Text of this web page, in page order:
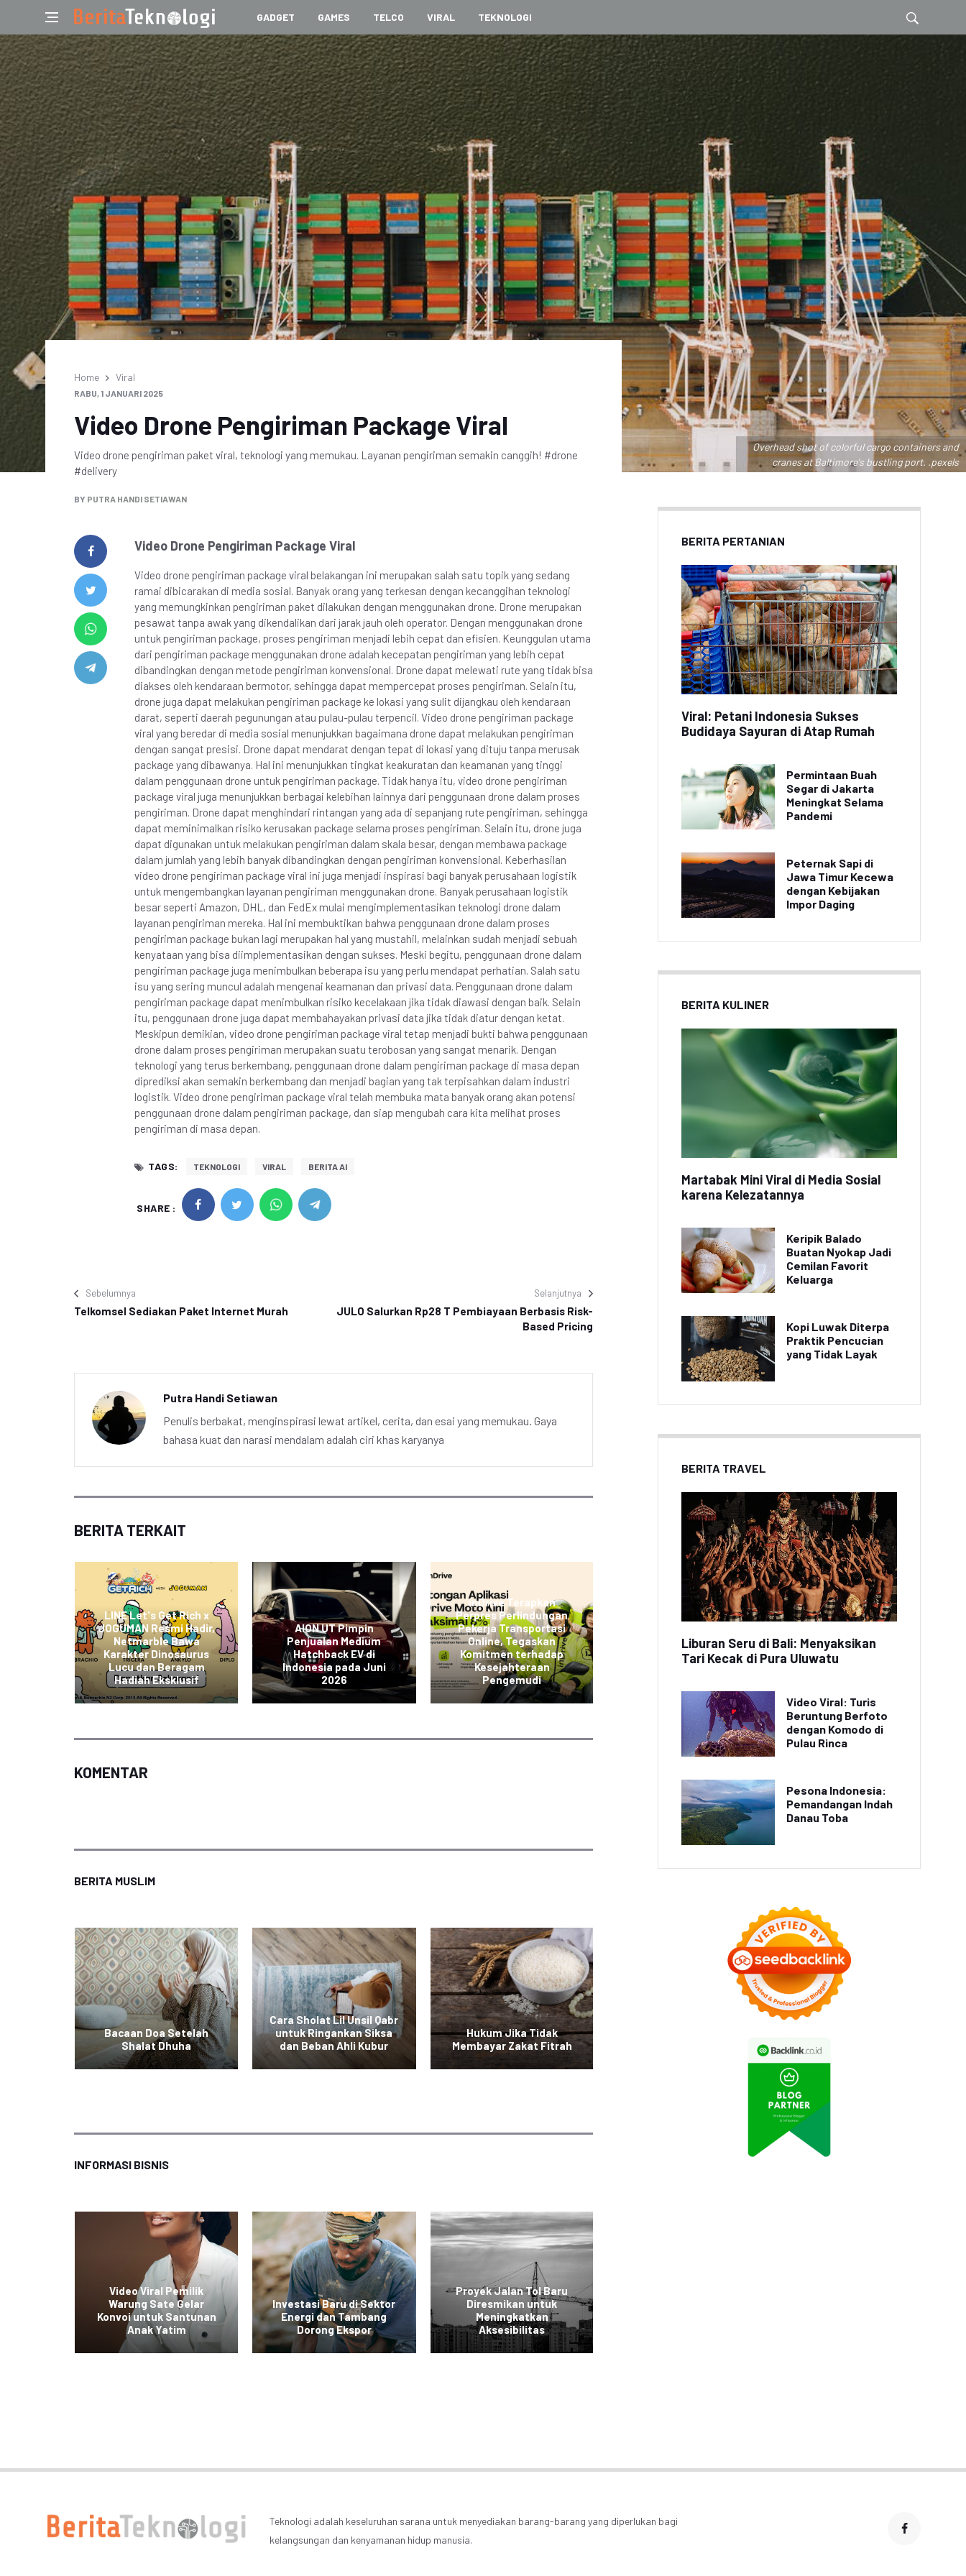
GADGET GAMES TELCO VIRAL TEKNOLOGI
Overhead shot of colorful cargo containers and
cranes at Baltimore's bustling port. .pexels
Home Viral
RABU, 1 JANUARI 2025
Video Drone Pengiriman Package Viral
Video drone pengiriman paket viral, teknologi yang memukau. Layanan pengiriman semakin canggih! #drone
#delivery
BY PUTRA HANDI SETIAWAN
Video Drone Pengiriman Package Viral
Video drone pengiriman package viral belakangan ini merupakan salah satu topik yang sedang
ramai dibicarakan di media sosial. Banyak orang yang terkesan dengan kecanggihan teknologi
yang memungkinkan pengiriman paket dilakukan dengan menggunakan drone. Drone merupakan
pesawat tanpa awak yang dikendalikan dari jarak jauh oleh operator. Dengan menggunakan drone
untuk pengiriman package, proses pengiriman menjadi lebih cepat dan efisien. Keunggulan utama
dari pengiriman package menggunakan drone adalah kecepatan pengiriman yang lebih cepat
dibandingkan dengan metode pengiriman konvensional. Drone dapat melewati rute yang tidak bisa
diakses oleh kendaraan bermotor, sehingga dapat mempercepat proses pengiriman. Selain itu,
drone juga dapat melakukan pengiriman package ke lokasi yang sulit dijangkau oleh kendaraan
darat, seperti daerah pegunungan atau pulau-pulau terpencil. Video drone pengiriman package
viral yang beredar di media sosial menunjukkan bagaimana drone dapat melakukan pengiriman
dengan sangat presisi. Drone dapat mendarat dengan tepat di lokasi yang dituju tanpa merusak
package yang dibawanya. Hal ini menunjukkan tingkat keakuratan dan keamanan yang tinggi
dalam penggunaan drone untuk pengiriman package. Tidak hanya itu, video drone pengiriman
package viral juga menunjukkan berbagai kelebihan lainnya dari penggunaan drone dalam proses
pengiriman. Drone dapat menghindari rintangan yang ada di sepanjang rute pengiriman, sehingga
dapat meminimalkan risiko kerusakan package selama proses pengiriman. Selain itu, drone juga
dapat digunakan untuk melakukan pengiriman dalam skala besar, dengan membawa package
dalam jumlah yang lebih banyak dibandingkan dengan pengiriman konvensional. Keberhasilan
video drone pengiriman package viral ini juga menjadi inspirasi bagi banyak perusahaan logistik
untuk mengembangkan layanan pengiriman menggunakan drone. Banyak perusahaan logistik
besar seperti Amazon, DHL, dan FedEx mulai mengimplementasikan teknologi drone dalam
layanan pengiriman mereka. Hal ini membuktikan bahwa penggunaan drone dalam proses
pengiriman package bukan lagi merupakan hal yang mustahil, melainkan sudah menjadi sebuah
kenyataan yang bisa diimplementasikan dengan sukses. Meski begitu, penggunaan drone dalam
pengiriman package juga menimbulkan beberapa isu yang perlu mendapat perhatian. Salah satu
isu yang sering muncul adalah mengenai keamanan dan privasi data. Penggunaan drone dalam
pengiriman package dapat menimbulkan risiko kecelakaan jika tidak diawasi dengan baik. Selain
itu, penggunaan drone juga dapat membahayakan privasi data jika tidak diatur dengan ketat.
Meskipun demikian, video drone pengiriman package viral tetap menjadi bukti bahwa penggunaan
drone dalam proses pengiriman merupakan suatu terobosan yang sangat menarik. Dengan
teknologi yang terus berkembang, penggunaan drone dalam pengiriman package di masa depan
diprediksi akan semakin berkembang dan menjadi bagian yang tak terpisahkan dalam industri
logistik. Video drone pengiriman package viral telah membuka mata banyak orang akan potensi
penggunaan drone dalam pengiriman package, dan siap mengubah cara kita melihat proses
pengiriman di masa depan.
TAGS: TEKNOLOGI VIRAL BERITA AI
SHARE :
Sebelumnya
Telkomsel Sediakan Paket Internet Murah
Selanjutnya
JULO Salurkan Rp28 T Pembiayaan Berbasis Risk-
Based Pricing
Putra Handi Setiawan
Penulis berbakat, menginspirasi lewat artikel, cerita, dan esai yang memukau. Gaya
bahasa kuat dan narasi mendalam adalah ciri khas karyanya
BERITA TERKAIT
LINE Let's Get Rich x
JOGUMAN Resmi Hadir,
Netmarble Bawa
Karakter Dinosaurus
Lucu dan Beragam
Hadiah Eksklusif
AION UT Pimpin
Penjualan Medium
Hatchback EV di
Indonesia pada Juni
2026
inDrive Terapkan
Perpres Perlindungan
Pekerja Transportasi
Online, Tegaskan
Komitmen terhadap
Kesejahteraan
Pengemudi
LINE Let's Get Rich x
Netmarble Bawa
Karakter Dinosaurus
Lucu dan Beragam
Penjualan Medium
Hatchback EV di
Indonesia pada Juni
KOMENTAR
BERITA MUSLIM
Bacaan Doa Setelah
Shalat Dhuha
Cara Sholat Lil Unsil Qabr
untuk Ringankan Siksa
dan Beban Ahli Kubur
Hukum Jika Tidak
Membayar Zakat Fitrah
Cara Sholat Lil Unsil Qabr
dan Beban Ahli Kubur
INFORMASI BISNIS
Video Viral Pemilik
Warung Sate Gelar
Konvoi untuk Santunan
Anak Yatim
Investasi Baru di Sektor
Energi dan Tambang
Dorong Ekspor
Proyek Jalan Tol Baru
Diresmikan untuk
Meningkatkan
Aksesibilitas
BERITA PERTANIAN
Viral: Petani Indonesia Sukses
Budidaya Sayuran di Atap Rumah
Permintaan Buah
Segar di Jakarta
Meningkat Selama
Pandemi
Peternak Sapi di
Jawa Timur Kecewa
dengan Kebijakan
Impor Daging
BERITA KULINER
Martabak Mini Viral di Media Sosial
karena Kelezatannya
Keripik Balado
Buatan Nyokap Jadi
Cemilan Favorit
Keluarga
Kopi Luwak Diterpa
Praktik Pencucian
yang Tidak Layak
BERITA TRAVEL
Liburan Seru di Bali: Menyaksikan
Tari Kecak di Pura Uluwatu
Video Viral: Turis
Beruntung Berfoto
dengan Komodo di
Pulau Rinca
Pesona Indonesia:
Pemandangan Indah
Danau Toba
Teknologi adalah keseluruhan sarana untuk menyediakan barang-barang yang diperlukan bagi
kelangsungan dan kenyamanan hidup manusia.